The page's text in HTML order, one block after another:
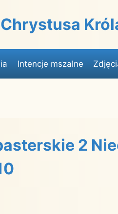
Intencje mszalne
2